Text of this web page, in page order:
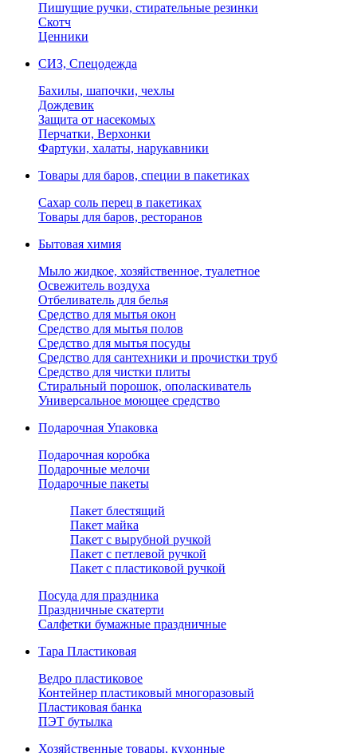
Пишущие ручки, стирательные резинки
Скотч
Ценники
СИЗ, Спецодежда
Бахилы, шапочки, чехлы
Дождевик
Защита от насекомых
Перчатки, Верхонки
Фартуки, халаты, нарукавники
Товары для баров, специи в пакетиках
Сахар соль перец в пакетиках
Товары для баров, ресторанов
Бытовая химия
Мыло жидкое, хозяйственное, туалетное
Освежитель воздуха
Отбеливатель для белья
Средство для мытья окон
Средство для мытья полов
Средство для мытья посуды
Средство для сантехники и прочистки труб
Средство для чистки плиты
Стиральный порошок, ополаскиватель
Универсальное моющее средство
Подарочная Упаковка
Подарочная коробка
Подарочные мелочи
Подарочные пакеты
Пакет блестящий
Пакет майка
Пакет с вырубной ручкой
Пакет с петлевой ручкой
Пакет с пластиковой ручкой
Посуда для праздника
Праздничные скатерти
Салфетки бумажные праздничные
Тара Пластиковая
Ведро пластиковое
Контейнер пластиковый многоразовый
Пластиковая банка
ПЭТ бутылка
Хозяйственные товары, кухонные